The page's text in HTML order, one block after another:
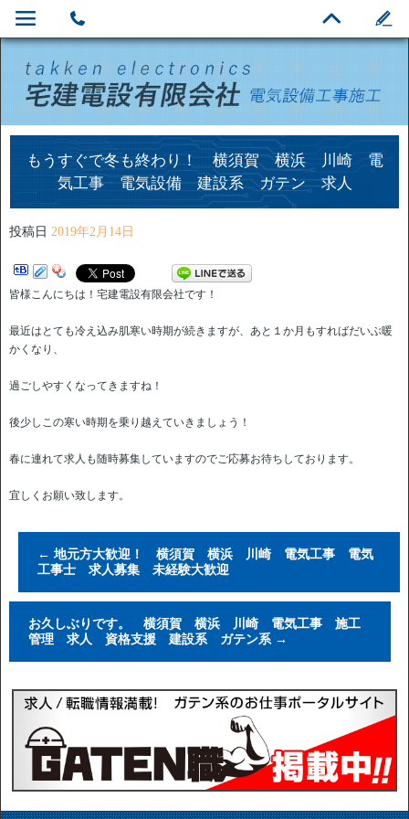
もうすぐで冬も終わり！ 横須賀 横浜 川崎 電
気工事 電気設備 建設系 ガテン 求人
投稿日 2019年2月14日
皆様こんにちは！宅建電設有限会社です！
最近はとても冷え込み肌寒い時期が続きますが、あと１か月もすればだいぶ暖
かくなり、
過ごしやすくなってきますね！
後少しこの寒い時期を乗り越えていきましょう！
春に連れて求人も随時募集していますのでご応募お待ちしております。
宜しくお願い致します。
← 地元方大歓迎！ 横須賀 横浜 川崎 電気工事 電気
工事士 求人募集 未経験大歓迎
お久しぶりです。 横須賀 横浜 川崎 電気工事 施工
管理 求人 資格支援 建設系 ガテン系 →